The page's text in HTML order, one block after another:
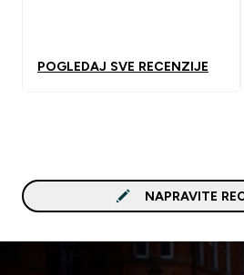
POGLEDAJ SVE RECENZIJE
NAPRAVITE